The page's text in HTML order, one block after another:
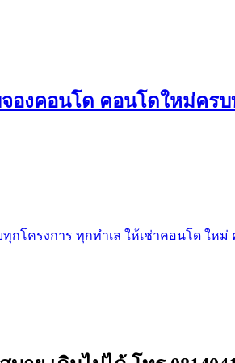
องคอนโด คอนโดใหม่คร
โครงการ ทุกทำเล ให้เช่าคอนโด ใหม่